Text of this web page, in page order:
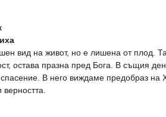
вид на живот, но е лишена от плод.
остава празна пред Бога. В същия
В него виждаме предобраз на
верността.